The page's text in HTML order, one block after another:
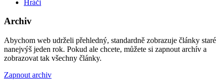
Hráči
Archiv
Abychom web udrželi přehledný, standardně zobrazuje články staré
nanejvýš jeden rok. Pokud ale chcete, můžete si zapnout archív a
zobrazovat tak všechny články.
Zapnout archiv